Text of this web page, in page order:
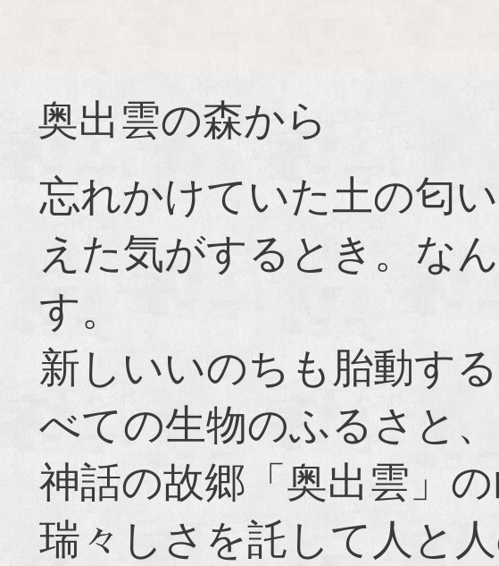
奥出雲の森から
忘れかけていた土の匂
えた気がするとき。な
す。
新しいいのちも胎動す
べての生物のふるさと
神話の故郷「奥出雲」
瑞々しさを託して人と